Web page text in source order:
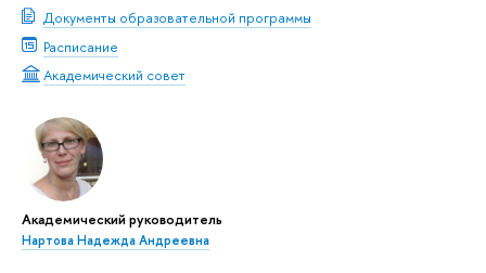
Документы образовательной программы
Расписание
Академический совет
Академический руководитель
Нартова Надежда Андреевна